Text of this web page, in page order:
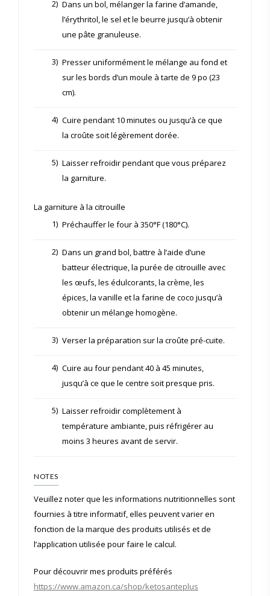
2) Dans un bol, mélanger la farine d’amande,
l’érythritol, le sel et le beurre jusqu’à obtenir
une pâte granuleuse.
3) Presser uniformément le mélange au fond et
sur les bords d’un moule à tarte de 9 po (23
cm).
4) Cuire pendant 10 minutes ou jusqu’à ce que
la croûte soit légèrement dorée.
5) Laisser refroidir pendant que vous préparez
la garniture.
La garniture à la citrouille
1) Préchauffer le four à 350°F (180°C).
2) Dans un grand bol, battre à l’aide d’une
batteur électrique, la purée de citrouille avec
les œufs, les édulcorants, la crème, les
épices, la vanille et la farine de coco jusqu’à
obtenir un mélange homogène.
3) Verser la préparation sur la croûte pré-cuite.
4) Cuire au four pendant 40 à 45 minutes,
jusqu’à ce que le centre soit presque pris.
5) Laisser refroidir complètement à
température ambiante, puis réfrigérer au
moins 3 heures avant de servir.
NOTES
Veuillez noter que les informations nutritionnelles sont
fournies à titre informatif, elles peuvent varier en
fonction de la marque des produits utilisés et de
l’application utilisée pour faire le calcul.
Pour découvrir mes produits préférés
https://www.amazon.ca/shop/ketosanteplus